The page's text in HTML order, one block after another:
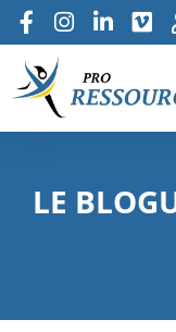
LE